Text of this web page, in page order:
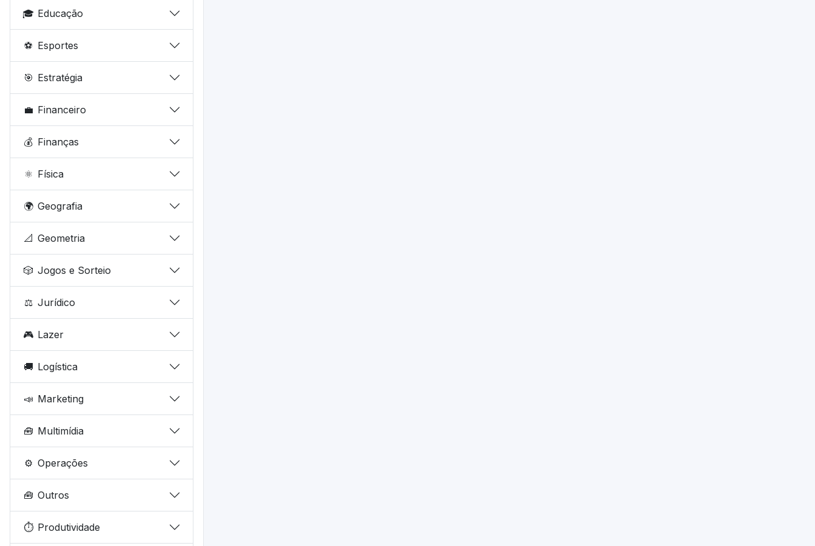
🎓 Educação
⚽ Esportes
🎯 Estratégia
💼 Financeiro
💰 Finanças
⚛️ Física
🌍 Geografia
📐 Geometria
🎲 Jogos e Sorteio
⚖️ Jurídico
🎮 Lazer
🚚 Logística
📣 Marketing
🧰 Multimídia
⚙️ Operações
🧰 Outros
⏱️ Produtividade